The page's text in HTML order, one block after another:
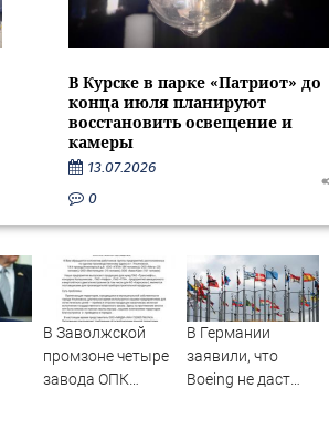
В Курске в парке «Патриот» до
конца июля планируют
восстановить освещение и
камеры
13.07.2026
0
В Заволжской
промзоне четыре
завода ОПК
В Германии
заявили, что
Boeing не даст